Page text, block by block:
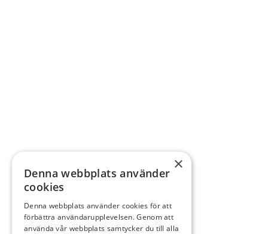
×
Denna webbplats använder
cookies
Denna webbplats använder cookies för att
förbättra användarupplevelsen. Genom att
använda vår webbplats samtycker du till alla